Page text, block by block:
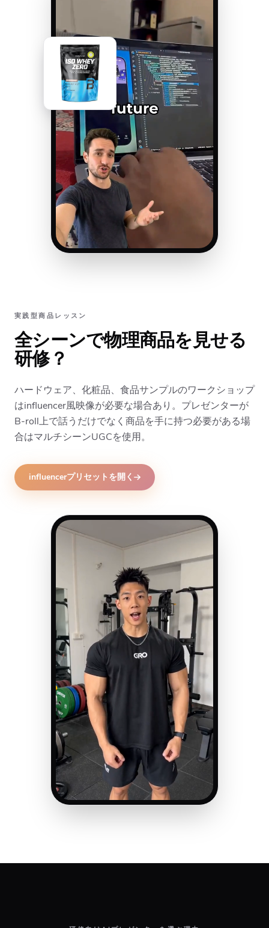
実践型商品レッスン
全シーンで物理商品を見せる
研修？
ハードウェア、化粧品、食品サンプルのワークショップ
はinfluencer風映像が必要な場合あり。プレゼンターが
B-roll上で話うだけでなく商品を手に持つ必要がある場
合はマルチシーンUGCを使用。
influencerプリセットを開く